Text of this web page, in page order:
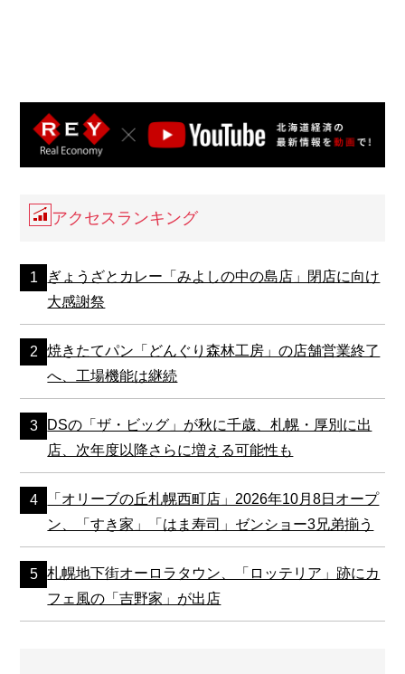
アクセスランキング
ぎょうざとカレー「みよしの中の島店」閉店に向け
大感謝祭
焼きたてパン「どんぐり森林工房」の店舗営業終了
へ、工場機能は継続
DSの「ザ・ビッグ」が秋に千歳、札幌・厚別に出
店、次年度以降さらに増える可能性も
「オリーブの丘札幌西町店」2026年10月8日オープ
ン、「すき家」「はま寿司」ゼンショー3兄弟揃う
札幌地下街オーロラタウン、「ロッテリア」跡にカ
フェ風の「吉野家」が出店